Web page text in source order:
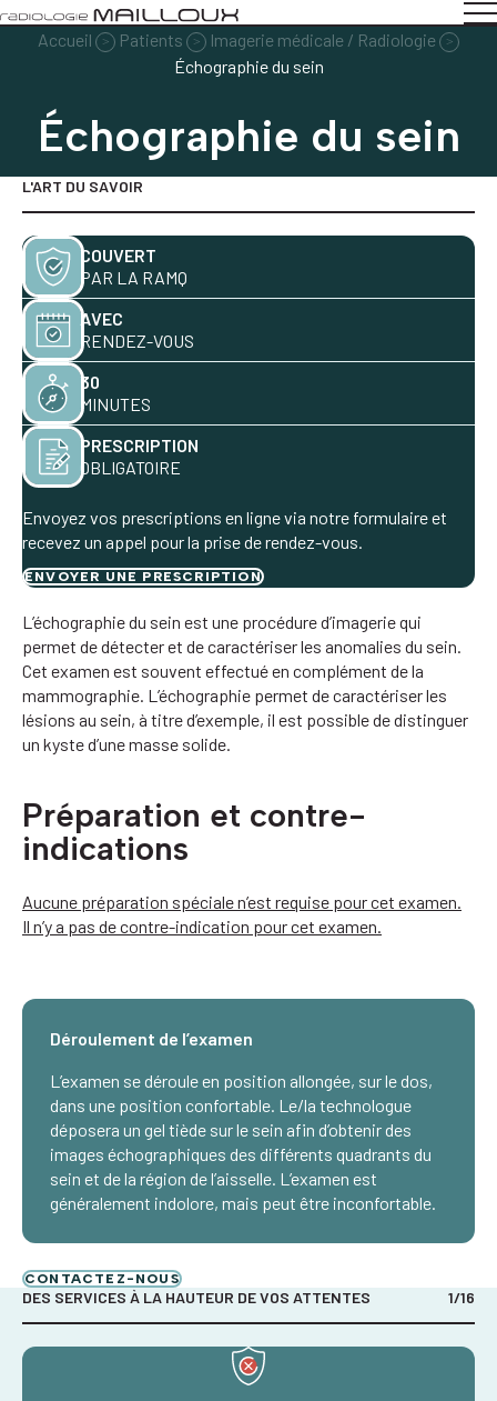
Accueil > Patients > Imagerie médicale / Radiologie >
Échographie du sein
Échographie du sein
L'ART DU SAVOIR
L’échographie du sein est une procédure d’imagerie qui
permet de détecter et de caractériser les anomalies du sein.
Cet examen est souvent effectué en complément de la
mammographie. L’échographie permet de caractériser les
lésions au sein, à titre d’exemple, il est possible de distinguer
un kyste d’une masse solide.
Préparation et contre-
indications
Aucune préparation spéciale n’est requise pour cet examen.
Il n’y a pas de contre-indication pour cet examen.
Déroulement de l’examen
L’examen se déroule en position allongée, sur le dos,
dans une position confortable. Le/la technologue
déposera un gel tiède sur le sein afin d’obtenir des
images échographiques des différents quadrants du
sein et de la région de l’aisselle. L’examen est
généralement indolore, mais peut être inconfortable.
CONTACTEZ-NOUS
COUVERT
PAR LA RAMQ
AVEC
RENDEZ-VOUS
30
MINUTES
PRESCRIPTION
OBLIGATOIRE
Envoyez vos prescriptions en ligne via notre formulaire et
recevez un appel pour la prise de rendez-vous.
ENVOYER UNE PRESCRIPTION
DES SERVICES À LA HAUTEUR DE VOS ATTENTES 1/16